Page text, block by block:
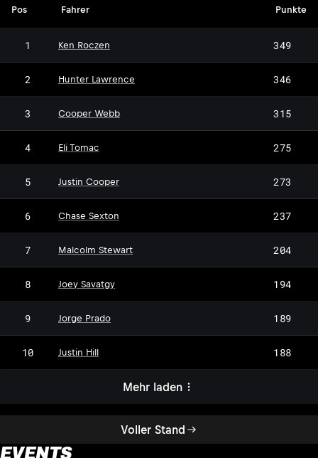
Voller Stand
Pos Fahrer Punkte
1 Ken Roczen 349
2 Hunter Lawrence 346
3 Cooper Webb 315
4 Eli Tomac 275
5 Justin Cooper 273
6 Chase Sexton 237
7 Malcolm Stewart 204
8 Joey Savatgy 194
9 Jorge Prado 189
10 Justin Hill 188
Mehr laden
EVENTS